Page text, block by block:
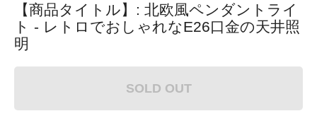
【商品タイトル】: 北欧風ペンダントライ
ト - レトロでおしゃれなE26口金の天井照
明
SOLD OUT